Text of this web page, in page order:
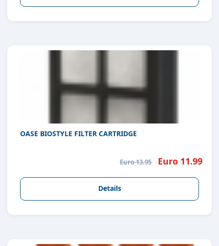
OASE BIOSTYLE FILTER CARTRIDGE
Euro 13.95 Euro 11.99
Details